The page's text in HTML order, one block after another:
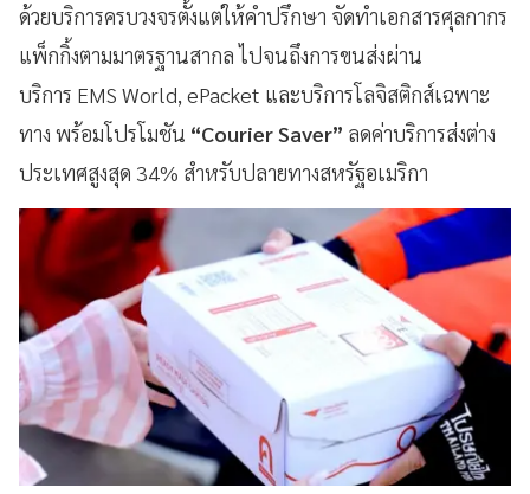
ด้วยบริการครบวงจรตั้งแต่ให้คำปรึกษา จัดทำเอกสารศุลกากร
แพ็กกิ้งตามมาตรฐานสากล ไปจนถึงการขนส่งผ่าน
บริการ EMS World, ePacket และบริการโลจิสติกส์เฉพาะ
ทาง พร้อมโปรโมชัน “Courier Saver” ลดค่าบริการส่งต่าง
ประเทศสูงสุด 34% สำหรับปลายทางสหรัฐอเมริกา